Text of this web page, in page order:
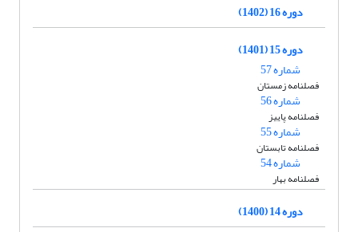
دوره 16 (1402)
دوره 15 (1401)
شماره 57
فصلنامه زمستان
شماره 56
فصلنامه پاییز
شماره 55
فصلنامه تابستان
شماره 54
فصلنامه بهار
دوره 14 (1400)